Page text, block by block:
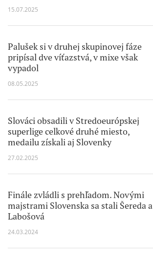
15.07.2025
Palušek si v druhej skupinovej fáze
pripísal dve víťazstvá, v mixe však
vypadol
08.05.2025
Slováci obsadili v Stredoeurópskej
superlige celkové druhé miesto,
medailu získali aj Slovenky
27.02.2025
Finále zvládli s prehľadom. Novými
majstrami Slovenska sa stali Šereda a
Labošová
24.03.2024